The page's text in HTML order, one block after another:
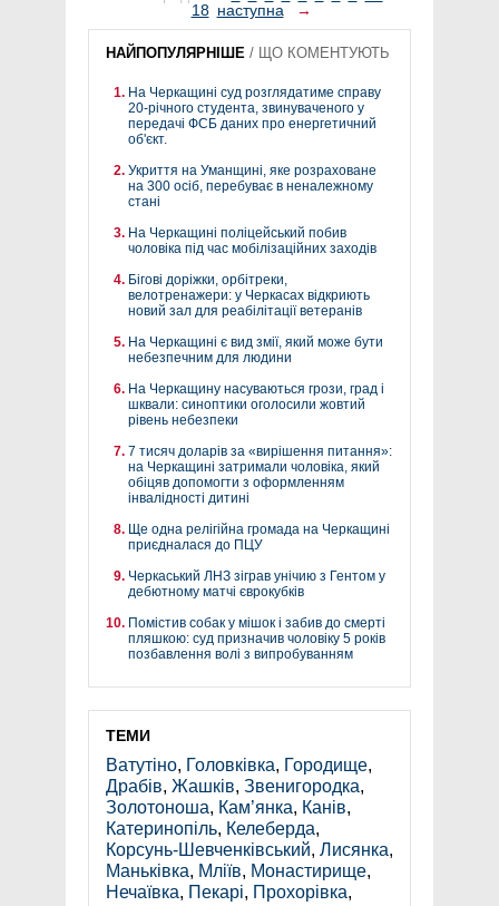
18 наступна →
НАЙПОПУЛЯРНІШЕ / ЩО КОМЕНТУЮТЬ
На Черкащині суд розглядатиме справу
20-річного студента, звинуваченого у
передачі ФСБ даних про енергетичний
об'єкт.
Укриття на Уманщині, яке розраховане
на 300 осіб, перебуває в неналежному
стані
На Черкащині поліцейський побив
чоловіка під час мобілізаційних заходів
Бігові доріжки, орбітреки,
велотренажери: у Черкасах відкриють
новий зал для реабілітації ветеранів
На Черкащині є вид змії, який може бути
небезпечним для людини
На Черкащину насуваються грози, град і
шквали: синоптики оголосили жовтий
рівень небезпеки
7 тисяч доларів за «вирішення питання»:
на Черкащині затримали чоловіка, який
обіцяв допомогти з оформленням
інвалідності дитині
Ще одна релігійна громада на Черкащині
приєдналася до ПЦУ
Черкаський ЛНЗ зіграв унічию з Гентом у
дебютному матчі єврокубків
Помістив собак у мішок і забив до смерті
пляшкою: суд призначив чоловіку 5 років
позбавлення волі з випробуванням
ТЕМИ
Ватутіно, Головківка, Городище,
Драбів, Жашків, Звенигородка,
Золотоноша, Кам’янка, Канів,
Катеринопіль, Келеберда,
Корсунь-Шевченківський, Лисянка,
Маньківка, Мліїв, Монастирище,
Нечаївка, Пекарі, Прохорівка,